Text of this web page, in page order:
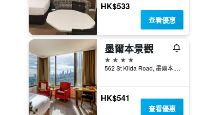
HK$533
查看優惠
墨爾本景觀
4星級
562 St Kilda Road, 墨爾本, VIC, 澳洲
HK$541
查看優惠